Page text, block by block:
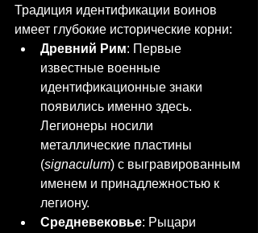
Традиция идентификации воинов
имеет глубокие исторические корни:
Древний Рим: Первые
известные военные
идентификационные знаки
появились именно здесь.
Легионеры носили
металлические пластины
(signaculum) с выгравированным
именем и принадлежностью к
легиону.
Средневековье: Рыцари